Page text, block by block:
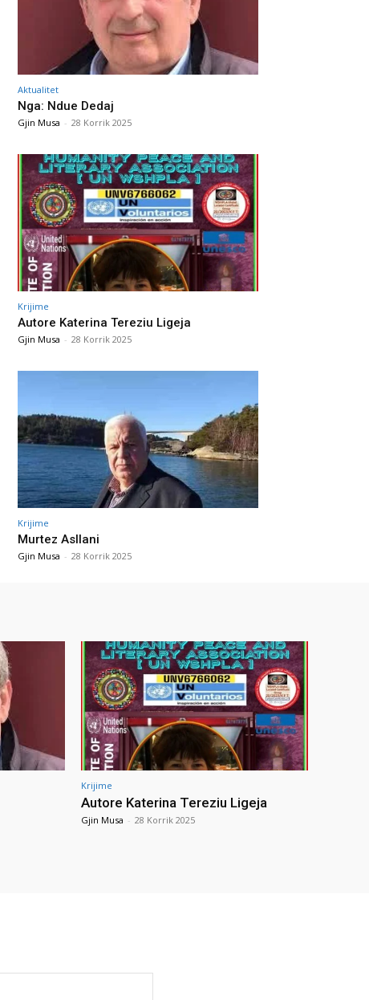
Aktualitet
Nga: Ndue Dedaj
Gjin Musa - 28 Korrik 2025
Krijime
Autore Katerina Tereziu Ligeja
Gjin Musa - 28 Korrik 2025
Krijime
Murtez Asllani
Gjin Musa - 28 Korrik 2025
Krijime
Autore Katerina Tereziu Ligeja
Gjin Musa - 28 Korrik 2025